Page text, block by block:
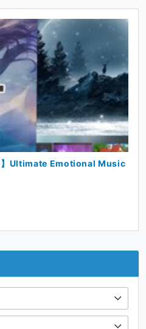
】Ultimate Emotional Music